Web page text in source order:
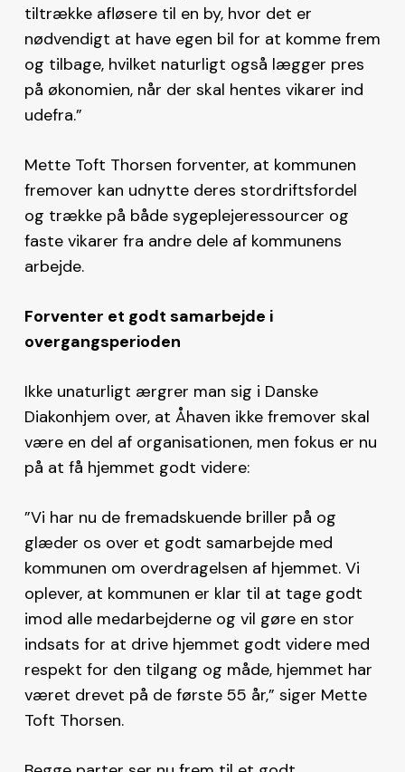
tiltrække afløsere til en by, hvor det er
nødvendigt at have egen bil for at komme frem
og tilbage, hvilket naturligt også lægger pres
på økonomien, når der skal hentes vikarer ind
udefra.”
Mette Toft Thorsen forventer, at kommunen
fremover kan udnytte deres stordriftsfordel
og trække på både sygeplejeressourcer og
faste vikarer fra andre dele af kommunens
arbejde.
Forventer et godt samarbejde i
overgangsperioden
Ikke unaturligt ærgrer man sig i Danske
Diakonhjem over, at Åhaven ikke fremover skal
være en del af organisationen, men fokus er nu
på at få hjemmet godt videre:
”Vi har nu de fremadskuende briller på og
glæder os over et godt samarbejde med
kommunen om overdragelsen af hjemmet. Vi
oplever, at kommunen er klar til at tage godt
imod alle medarbejderne og vil gøre en stor
indsats for at drive hjemmet godt videre med
respekt for den tilgang og måde, hjemmet har
været drevet på de første 55 år,” siger Mette
Toft Thorsen.